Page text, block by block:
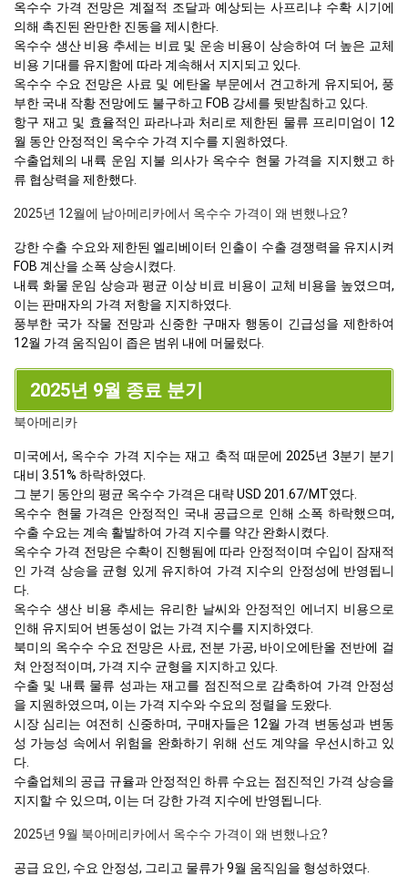
옥수수 가격 전망은 계절적 조달과 예상되는 사프리냐 수확 시기에
의해 촉진된 완만한 진동을 제시한다.
옥수수 생산 비용 추세는 비료 및 운송 비용이 상승하여 더 높은 교체
비용 기대를 유지함에 따라 계속해서 지지되고 있다.
옥수수 수요 전망은 사료 및 에탄올 부문에서 견고하게 유지되어, 풍
부한 국내 작황 전망에도 불구하고 FOB 강세를 뒷받침하고 있다.
항구 재고 및 효율적인 파라나과 처리로 제한된 물류 프리미엄이 12
월 동안 안정적인 옥수수 가격 지수를 지원하였다.
수출업체의 내륙 운임 지불 의사가 옥수수 현물 가격을 지지했고 하
류 협상력을 제한했다.
2025년 12월에 남아메리카에서 옥수수 가격이 왜 변했나요?
강한 수출 수요와 제한된 엘리베이터 인출이 수출 경쟁력을 유지시켜
FOB 계산을 소폭 상승시켰다.
내륙 화물 운임 상승과 평균 이상 비료 비용이 교체 비용을 높였으며,
이는 판매자의 가격 저항을 지지하였다.
풍부한 국가 작물 전망과 신중한 구매자 행동이 긴급성을 제한하여
12월 가격 움직임이 좁은 범위 내에 머물렀다.
2025년 9월 종료 분기
북아메리카
미국에서, 옥수수 가격 지수는 재고 축적 때문에 2025년 3분기 분기
대비 3.51% 하락하였다.
그 분기 동안의 평균 옥수수 가격은 대략 USD 201.67/MT였다.
옥수수 현물 가격은 안정적인 국내 공급으로 인해 소폭 하락했으며,
수출 수요는 계속 활발하여 가격 지수를 약간 완화시켰다.
옥수수 가격 전망은 수확이 진행됨에 따라 안정적이며 수입이 잠재적
인 가격 상승을 균형 있게 유지하여 가격 지수의 안정성에 반영됩니
다.
옥수수 생산 비용 추세는 유리한 날씨와 안정적인 에너지 비용으로
인해 유지되어 변동성이 없는 가격 지수를 지지하였다.
북미의 옥수수 수요 전망은 사료, 전분 가공, 바이오에탄올 전반에 걸
쳐 안정적이며, 가격 지수 균형을 지지하고 있다.
수출 및 내륙 물류 성과는 재고를 점진적으로 감축하여 가격 안정성
을 지원하였으며, 이는 가격 지수와 수요의 정렬을 도왔다.
시장 심리는 여전히 신중하며, 구매자들은 12월 가격 변동성과 변동
성 가능성 속에서 위험을 완화하기 위해 선도 계약을 우선시하고 있
다.
수출업체의 공급 규율과 안정적인 하류 수요는 점진적인 가격 상승을
지지할 수 있으며, 이는 더 강한 가격 지수에 반영됩니다.
2025년 9월 북아메리카에서 옥수수 가격이 왜 변했나요?
공급 요인, 수요 안정성, 그리고 물류가 9월 움직임을 형성하였다.